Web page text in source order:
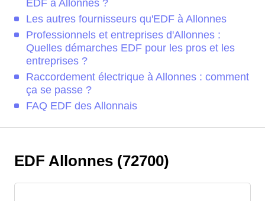
EDF à Allonnes ?
Les autres fournisseurs qu'EDF à Allonnes
Professionnels et entreprises d'Allonnes :
Quelles démarches EDF pour les pros et les
entreprises ?
Raccordement électrique à Allonnes : comment
ça se passe ?
FAQ EDF des Allonnais
EDF Allonnes (72700)